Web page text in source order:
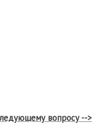
вопросу -->